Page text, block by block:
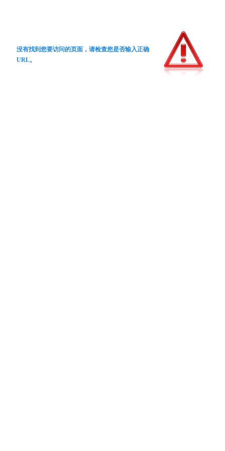
没有找到您要访问的页面，请检查您是否输入正确
URL。